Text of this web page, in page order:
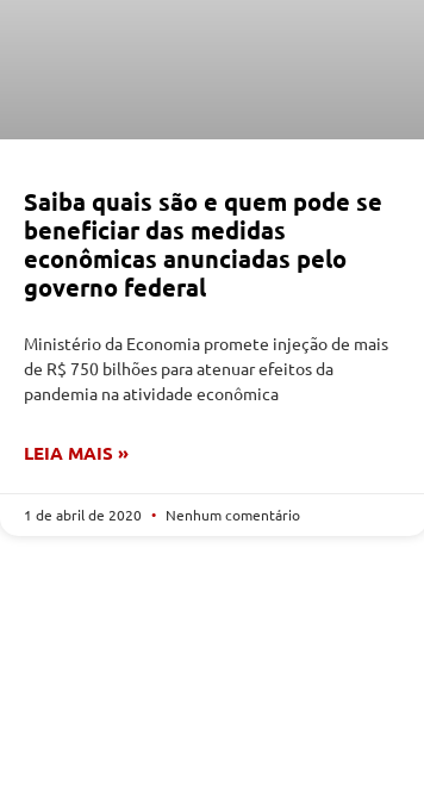
Saiba quais são e quem pode se
beneficiar das medidas
econômicas anunciadas pelo
governo federal
Ministério da Economia promete injeção de mais
de R$ 750 bilhões para atenuar efeitos da
pandemia na atividade econômica
LEIA MAIS »
1 de abril de 2020 Nenhum comentário